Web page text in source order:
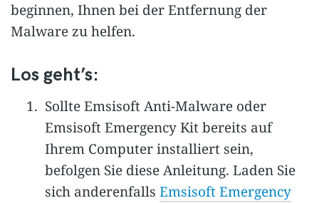
beginnen, Ihnen bei der Entfernung der
Malware zu helfen.
Los geht’s:
Sollte Emsisoft Anti-Malware oder
Emsisoft Emergency Kit bereits auf
Ihrem Computer installiert sein,
befolgen Sie diese Anleitung. Laden Sie
sich anderenfalls Emsisoft Emergency